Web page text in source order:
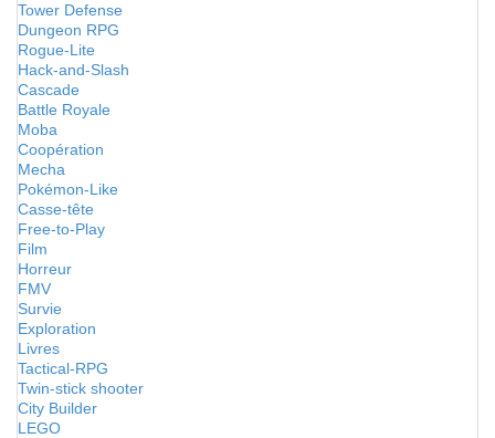
Tower Defense
Dungeon RPG
Rogue-Lite
Hack-and-Slash
Cascade
Battle Royale
Moba
Coopération
Mecha
Pokémon-Like
Casse-tête
Free-to-Play
Film
Horreur
FMV
Survie
Exploration
Livres
Tactical-RPG
Twin-stick shooter
City Builder
LEGO